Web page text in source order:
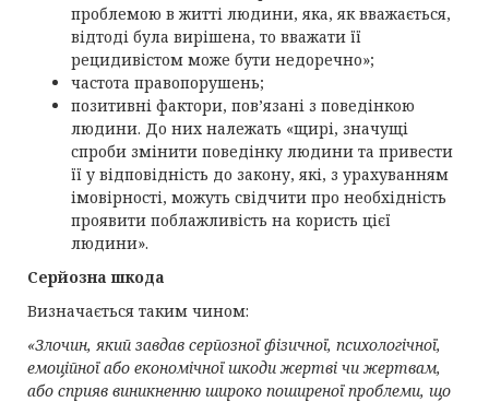
проблемою в житті людини, яка, як вважається,
відтоді була вирішена, то вважати її
рецидивістом може бути недоречно»;
частота правопорушень;
позитивні фактори, пов’язані з поведінкою
людини. До них належать «щирі, значущі
спроби змінити поведінку людини та привести
її у відповідність до закону, які, з урахуванням
імовірності, можуть свідчити про необхідність
проявити поблажливість на користь цієї
людини».
Серйозна шкода
Визначається таким чином:
«Злочин, який завдав серйозної фізичної, психологічної,
емоційної або економічної шкоди жертві чи жертвам,
або сприяв виникненню широко поширеної проблеми, що